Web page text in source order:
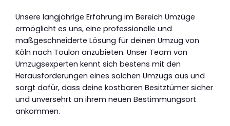
Unsere langjährige Erfahrung im Bereich Umzüge
ermöglicht es uns, eine professionelle und
maßgeschneiderte Lösung für deinen Umzug von
Köln nach Toulon anzubieten. Unser Team von
Umzugsexperten kennt sich bestens mit den
Herausforderungen eines solchen Umzugs aus und
sorgt dafür, dass deine kostbaren Besitztümer sicher
und unversehrt an ihrem neuen Bestimmungsort
ankommen.